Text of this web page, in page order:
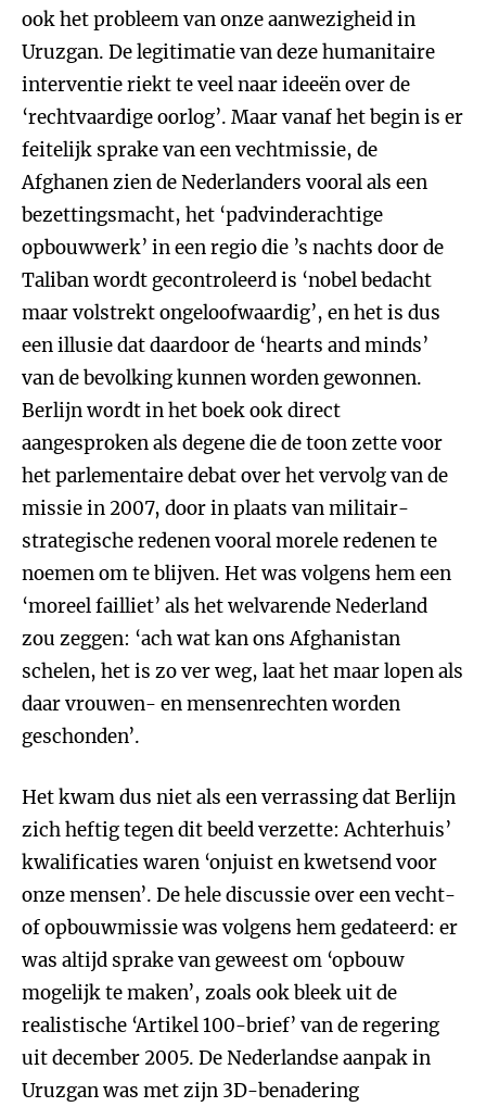
ook het probleem van onze aanwezigheid in
Uruzgan. De legitimatie van deze humanitaire
interventie riekt te veel naar ideeën over de
‘rechtvaardige oorlog’. Maar vanaf het begin is er
feitelijk sprake van een vechtmissie, de
Afghanen zien de Nederlanders vooral als een
bezettingsmacht, het ‘padvinderachtige
opbouwwerk’ in een regio die ’s nachts door de
Taliban wordt gecontroleerd is ‘nobel bedacht
maar volstrekt ongeloofwaardig’, en het is dus
een illusie dat daardoor de ‘hearts and minds’
van de bevolking kunnen worden gewonnen.
Berlijn wordt in het boek ook direct
aangesproken als degene die de toon zette voor
het parlementaire debat over het vervolg van de
missie in 2007, door in plaats van militair-
strategische redenen vooral morele redenen te
noemen om te blijven. Het was volgens hem een
‘moreel failliet’ als het welvarende Nederland
zou zeggen: ‘ach wat kan ons Afghanistan
schelen, het is zo ver weg, laat het maar lopen als
daar vrouwen- en mensenrechten worden
geschonden’.
Het kwam dus niet als een verrassing dat Berlijn
zich heftig tegen dit beeld verzette: Achterhuis’
kwalificaties waren ‘onjuist en kwetsend voor
onze mensen’. De hele discussie over een vecht-
of opbouwmissie was volgens hem gedateerd: er
was altijd sprake van geweest om ‘opbouw
mogelijk te maken’, zoals ook bleek uit de
realistische ‘Artikel 100-brief’ van de regering
uit december 2005. De Nederlandse aanpak in
Uruzgan was met zijn 3D-benadering